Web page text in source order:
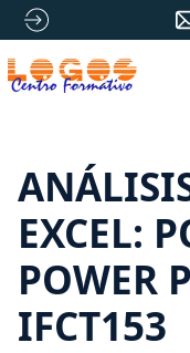
EXCEL:
POWER
IFCT153